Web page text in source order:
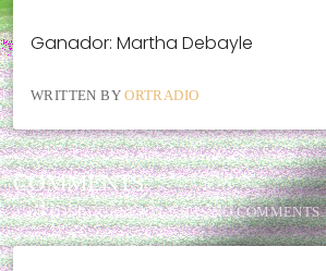
Ganador: Martha Debayle
WRITTEN BYORTRADIO
COMMENTS
THIS POST CURRENTLY HAS NO COMMENTS.